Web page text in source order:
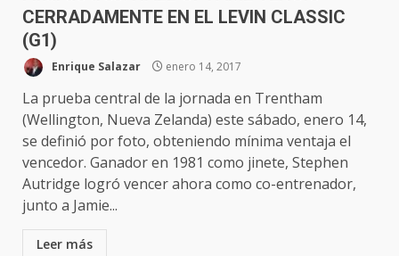
CERRADAMENTE EN EL LEVIN CLASSIC
(G1)
Enrique Salazar enero 14, 2017
La prueba central de la jornada en Trentham
(Wellington, Nueva Zelanda) este sábado, enero 14,
se definió por foto, obteniendo mínima ventaja el
vencedor. Ganador en 1981 como jinete, Stephen
Autridge logró vencer ahora como co-entrenador,
junto a Jamie...
Leer más